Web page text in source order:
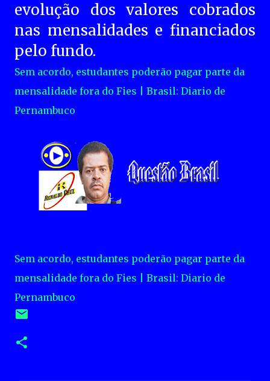
evolução dos valores cobrados
nas mensalidades e financiados
pelo fundo.
Sem acordo, estudantes poderão pagar parte da
mensalidade fora do Fies | Brasil: Diario de
Pernambuco
Sem acordo, estudantes poderão pagar parte da
mensalidade fora do Fies | Brasil: Diario de
Pernambuco